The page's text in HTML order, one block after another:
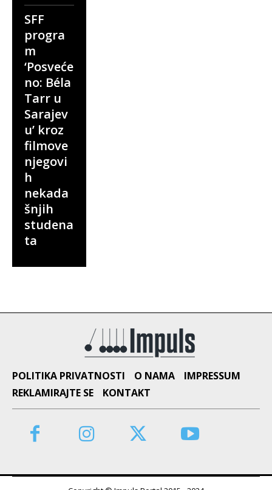
SFF
progra
m
‘Posveće
no: Béla
Tarr u
Sarajev
u’ kroz
filmove
njegovi
h
nekada
šnjih
studena
ta
POLITIKA PRIVATNOSTI O NAMA
IMPRESSUM
REKLAMIRAJTE SE
KONTAKT